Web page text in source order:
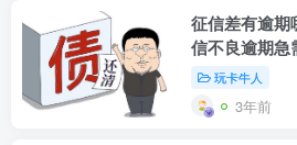
征信差有逾期
信不良逾期急
玩卡牛人
3年前